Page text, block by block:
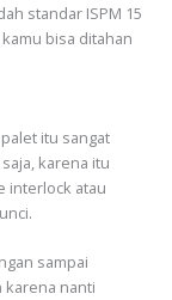
standar ISPM 15
bisa ditahan
itu sangat
karena itu
interlock atau
sampai
karena nanti